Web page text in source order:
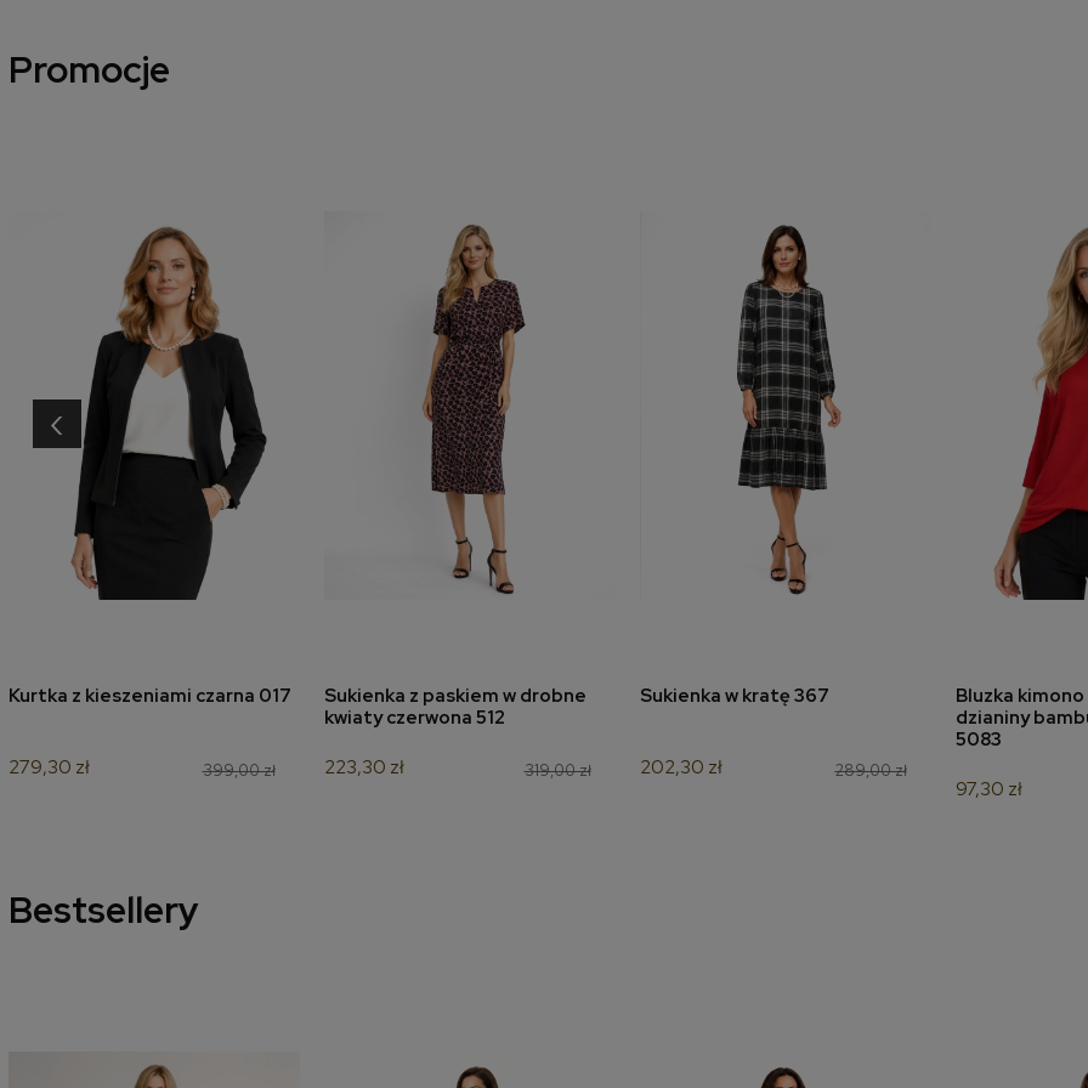
Promocje
dodaj do koszyka
Kurtka z kieszeniami czarna 017
399,00 zł
279,30 zł
dodaj do koszyka
Sukienka z paskiem w drobne
kwiaty czerwona 512
319,00 zł
223,30 zł
dodaj do koszyka
Sukienka w kratę 367
289,00 zł
202,30 zł
dodaj
Bluzka
dzianiny
5083
97,30 zł
‹
Bestsellery